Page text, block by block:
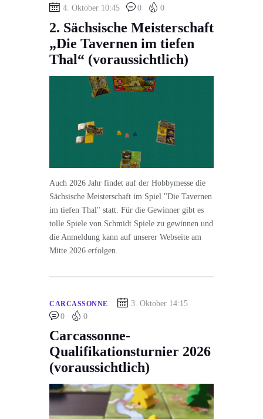
4. Oktober 10:45 0 0
2. Sächsische Meisterschaft
„Die Tavernen im tiefen
Thal“ (voraussichtlich)
Auch 2026 Jahr findet auf der Hobbymesse die
Sächsische Meisterschaft im Spiel "Die Tavernen
im tiefen Thal" statt. Für die Gewinner gibt es
tolle Spiele von Schmidt Spiele zu gewinnen und
die Anmeldung kann auf unserer Webseite am
Mitte 2026 erfolgen.
CARCASSONNE
3. Oktober 14:15
0
0
Carcassonne-
Qualifikationsturnier 2026
(voraussichtlich)